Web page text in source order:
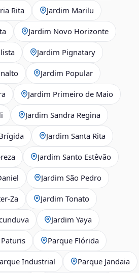
Rita Jardim Marilu
Jardim Novo Horizonte
Jardim Pignatary
Jardim Popular
Jardim Primeiro de Maio
Jardim Sandra Regina
Jardim Santa Rita
Jardim Santo Estêvão
Jardim São Pedro
Jardim Tonato
Jardim Yaya
Parque Flórida
Industrial Parque Jandaia